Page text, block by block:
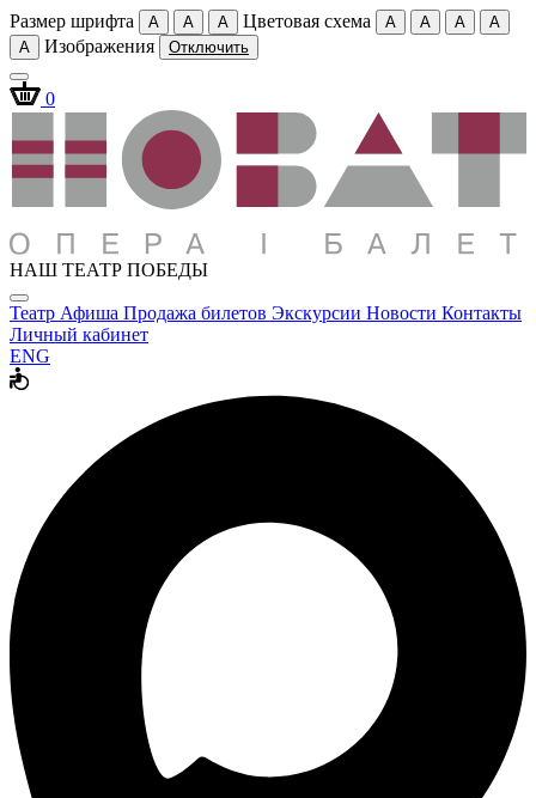
Размер шрифта A A A Цветовая схема A A A
A
A
Изображения Отключить
0
НАШ ТЕАТР ПОБЕДЫ
Театр Афиша Продажа билетов Экскурсии Новости Контакты
Личный кабинет
ENG